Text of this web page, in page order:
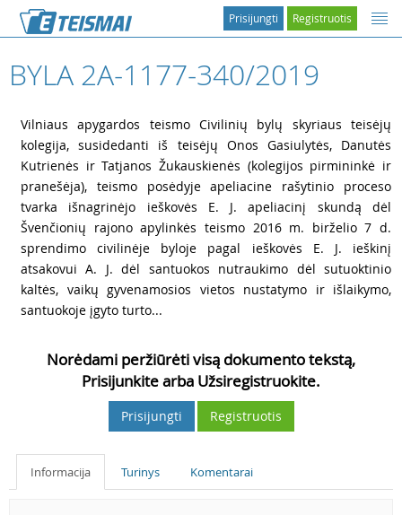
Registruotis
Prisijungti
BYLA 2A-1177-340/2019
Vilniaus apygardos teismo Civilinių bylų skyriaus teisėjų
kolegija, susidedanti iš teisėjų Onos Gasiulytės, Danutės
Kutrienės ir Tatjanos Žukauskienės (kolegijos pirmininkė ir
pranešėja), teismo posėdyje apeliacine rašytinio proceso
tvarka išnagrinėjo ieškovės E. J. apeliacinį skundą dėl
Švenčionių rajono apylinkės teismo 2016 m. birželio 7 d.
sprendimo civilinėje byloje pagal ieškovės E. J. ieškinį
atsakovui A. J. dėl santuokos nutraukimo dėl sutuoktinio
kaltės, vaikų gyvenamosios vietos nustatymo ir išlaikymo,
santuokoje įgyto turto...
Norėdami peržiūrėti visą dokumento tekstą,
Prisijunkite arba Užsiregistruokite.
Prisijungti Registruotis
Informacija Turinys Komentarai